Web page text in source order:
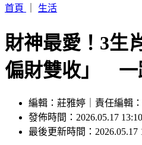
首頁
生活
財神最愛！3生
偏財雙收」 一
編輯：莊雅婷｜責任編輯
發佈時間：2026.05.17 13:10
最後更新時間：2026.05.17